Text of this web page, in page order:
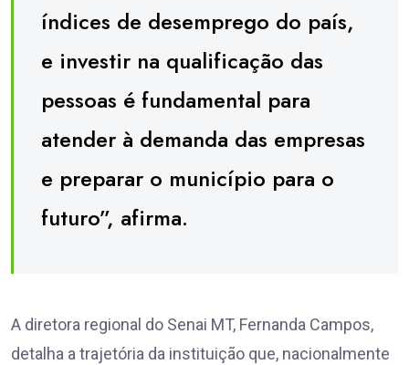
índices de desemprego do país,
e investir na qualificação das
pessoas é fundamental para
atender à demanda das empresas
e preparar o município para o
futuro”, afirma.
A diretora regional do Senai MT, Fernanda Campos,
detalha a trajetória da instituição que, nacionalmente